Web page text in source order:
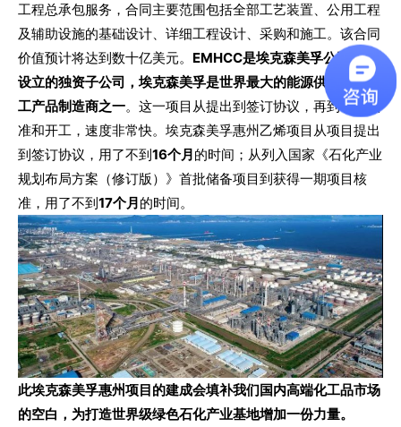
工程总承包服务，合同主要范围包括全部工艺装置、公用工程
及辅助设施的基础设计、详细工程设计、采购和施工。该合同
价值预计将达到数十亿美元。 EMHCC是埃克森美孚公司在华
设立的独资子公司，埃克森美孚是世界最大的能源供应商和化
工产品制造商之一。 这一项目从提出到签订协议，再到项目核
准和开工，速度非常快。埃克森美孚惠州乙烯项目从项目提出
到签订协议，用了不到 16个月 的时间；从列入国家《石化产业
规划布局方案（修订版）》首批储备项目到获得一期项目核
准，用了不到 17个月 的时间。
此埃克森美孚惠州项目的建成会填补我们国内高端化工品市场
的空白，为打造世界级绿色石化产业基地增加一份力量。